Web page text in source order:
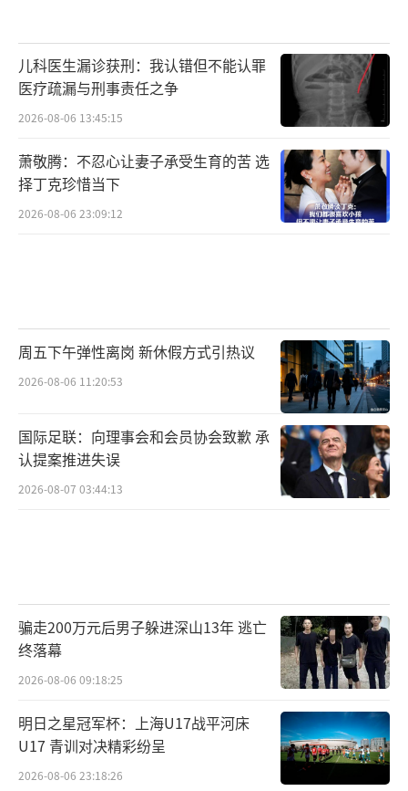
儿科医生漏诊获刑：我认错但不能认罪
医疗疏漏与刑事责任之争
2026-08-06 13:45:15
萧敬腾：不忍心让妻子承受生育的苦 选
择丁克珍惜当下
2026-08-06 23:09:12
周五下午弹性离岗 新休假方式引热议
2026-08-06 11:20:53
国际足联：向理事会和会员协会致歉 承
认提案推进失误
2026-08-07 03:44:13
骗走200万元后男子躲进深山13年 逃亡
终落幕
2026-08-06 09:18:25
明日之星冠军杯：上海U17战平河床
U17 青训对决精彩纷呈
2026-08-06 23:18:26